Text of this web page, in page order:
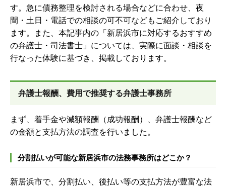
す。急に債務整理を検討される場合などに合わせ、夜
間・土日・電話での相談の可不可などもご紹介しており
ます。また、本記事内の「 新居浜市に対応するおすすめ
の弁護士・司法書士」については、実際に面談・相談を
行なった体験に基づき、掲載しております。
弁護士報酬、費用で推奨する弁護士事務所
まず、着手金や減額報酬（成功報酬）、弁護士報酬など
の金額と支払方法の調査を行いました。
分割払いが可能な新居浜市の法務事務所はどこか？
新居浜市で、分割払い、後払い等の支払方法が豊富な法